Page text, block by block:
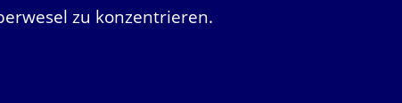
zu konzentrieren.